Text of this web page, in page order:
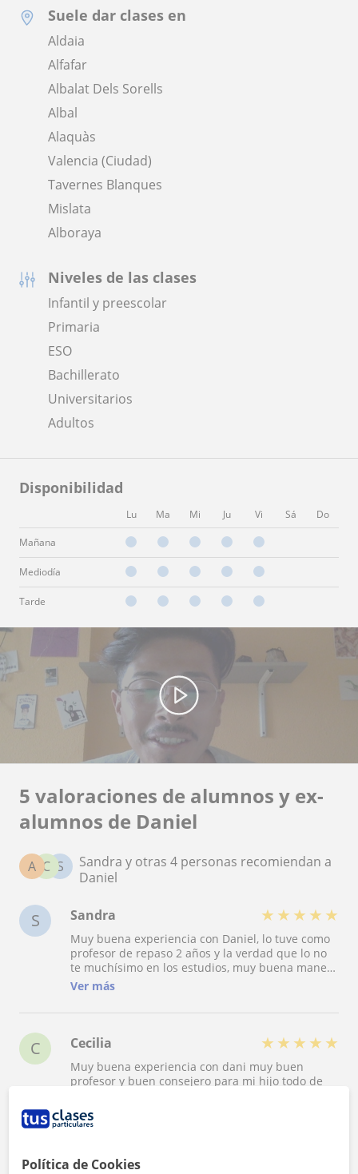
Suele dar clases en
Aldaia
Alfafar
Albalat Dels Sorells
Albal
Alaquàs
Valencia (Ciudad)
Tavernes Blanques
Mislata
Alboraya
Niveles de las clases
Infantil y preescolar
Primaria
ESO
Bachillerato
Universitarios
Adultos
Disponibilidad
Lu Ma Mi Ju Vi Sá Do
Mañana
Mediodía
Tarde
5 valoraciones de alumnos y ex-
alumnos de Daniel
S
C
A
Sandra y otras 4 personas recomiendan a
Daniel
S Sandra ★ ★ ★ ★ ★
Muy buena experiencia con Daniel, lo tuve como
profesor de repaso 2 años y la verdad que lo no
te muchísimo en los estudios, muy buena manera
de enseñar a sus alumnos, se hacen muy
pesadas sus clases. Lo recomiendo ??
Ver más
C Cecilia ★ ★ ★ ★ ★
Muy buena experiencia con dani muy buen
profesor y buen consejero para mi hijo todo de
A
Política de Cookies